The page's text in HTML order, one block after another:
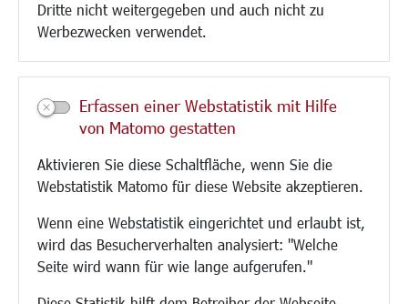
Dritte nicht weitergegeben und auch nicht zu
Werbezwecken verwendet.
Erfassen einer Webstatistik mit Hilfe
von Matomo gestatten
Aktivieren Sie diese Schaltfläche, wenn Sie die
Webstatistik Matomo für diese Website akzeptieren.
Wenn eine Webstatistik eingerichtet und erlaubt ist,
wird das Besucherverhalten analysiert: "Welche
Seite wird wann für wie lange aufgerufen."
CINDY S
Kultur/Freizeit/Tourismus
Veranstaltungen
Neue Stadthalle Langen
Bäder
Musikschule
Stadtbücherei
Stadtarchiv
Museen
Hotels/Unterkünfte